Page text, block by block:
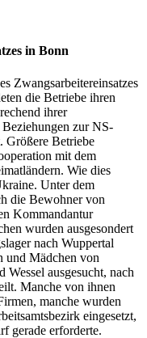
in Bonn
Zwangsarbeitereinsatzes
die Betriebe ihren
ihrer
zur NS-
Größere Betriebe
mit dem
Wie dies
Unter dem
die Bewohner von
Kommandantur
wurden ausgesondert
nach Wuppertal
und Mädchen von
Wessel ausgesucht, nach
Manche von ihnen
manche wurden
eingesetzt,
gerade erforderte.